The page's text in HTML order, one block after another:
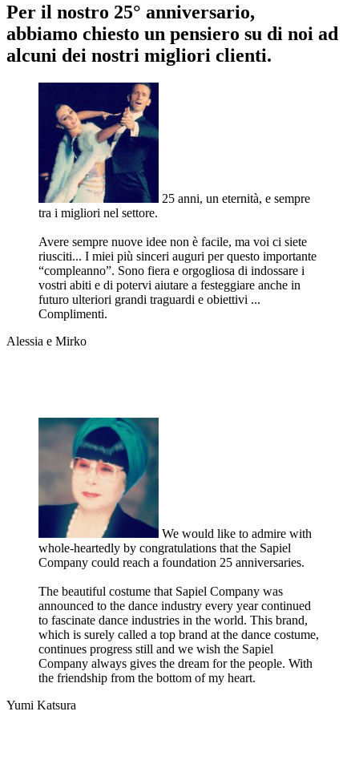
Per il nostro 25° anniversario,
abbiamo chiesto un pensiero su di noi ad
alcuni dei nostri migliori clienti.
25 anni, un eternità, e sempre
tra i migliori nel settore.
Avere sempre nuove idee non è facile, ma voi ci siete
riusciti... I miei più sinceri auguri per questo importante
“compleanno”. Sono fiera e orgogliosa di indossare i
vostri abiti e di potervi aiutare a festeggiare anche in
futuro ulteriori grandi traguardi e obiettivi ...
Complimenti.
Alessia e Mirko
We would like to admire with
whole-heartedly by congratulations that the Sapiel
Company could reach a foundation 25 anniversaries.
The beautiful costume that Sapiel Company was
announced to the dance industry every year continued
to fascinate dance industries in the world. This brand,
which is surely called a top brand at the dance costume,
continues progress still and we wish the Sapiel
Company always gives the dream for the people. With
the friendship from the bottom of my heart.
Yumi Katsura